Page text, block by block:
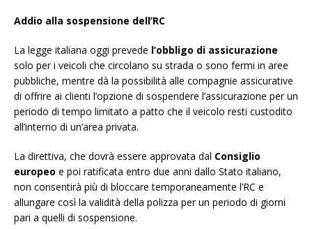
Addio alla sospensione dell’RC
La legge italiana oggi prevede l’obbligo di assicurazione
solo per i veicoli che circolano su strada o sono fermi in aree
pubbliche, mentre dà la possibilità alle compagnie assicurative
di offrire ai clienti l’opzione di sospendere l’assicurazione per un
periodo di tempo limitato a patto che il veicolo resti custodito
all’interno di un’area privata.
La direttiva, che dovrà essere approvata dal Consiglio
europeo e poi ratificata entro due anni dallo Stato italiano,
non consentirà più di bloccare temporaneamente l’RC e
allungare così la validità della polizza per un periodo di giorni
pari a quelli di sospensione.